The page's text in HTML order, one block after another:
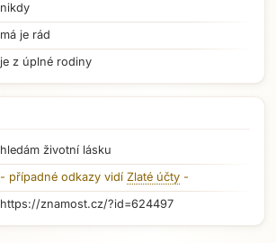
Přejít na hlavní obsah
nikdy
má je rád
je z úplné rodiny
hledám životní lásku
- případné odkazy vidí Zlaté účty -
https://znamost.cz/?id=624497